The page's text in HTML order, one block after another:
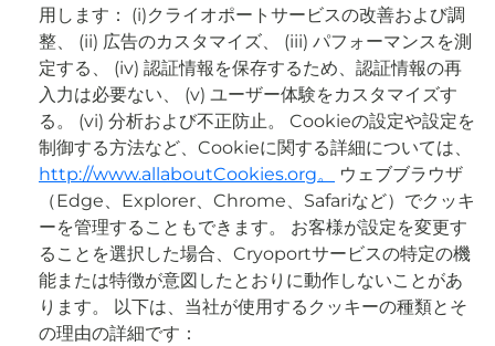
用します： (i)クライオポートサービスの改善および調
整、 (ii) 広告のカスタマイズ、 (iii) パフォーマンスを測
定する、 (iv) 認証情報を保存するため、認証情報の再
入力は必要ない、 (v) ユーザー体験をカスタマイズす
る。 (vi) 分析および不正防止。 Cookieの設定や設定を
制御する方法など、Cookieに関する詳細については、
http://www.allaboutCookies.org。
ウェブブラウザ
（Edge、Explorer、Chrome、Safariなど）でクッキ
ーを管理することもできます。 お客様が設定を変更す
ることを選択した場合、Cryoportサービスの特定の機
能または特徴が意図したとおりに動作しないことがあ
ります。 以下は、当社が使用するクッキーの種類とそ
の理由の詳細です：